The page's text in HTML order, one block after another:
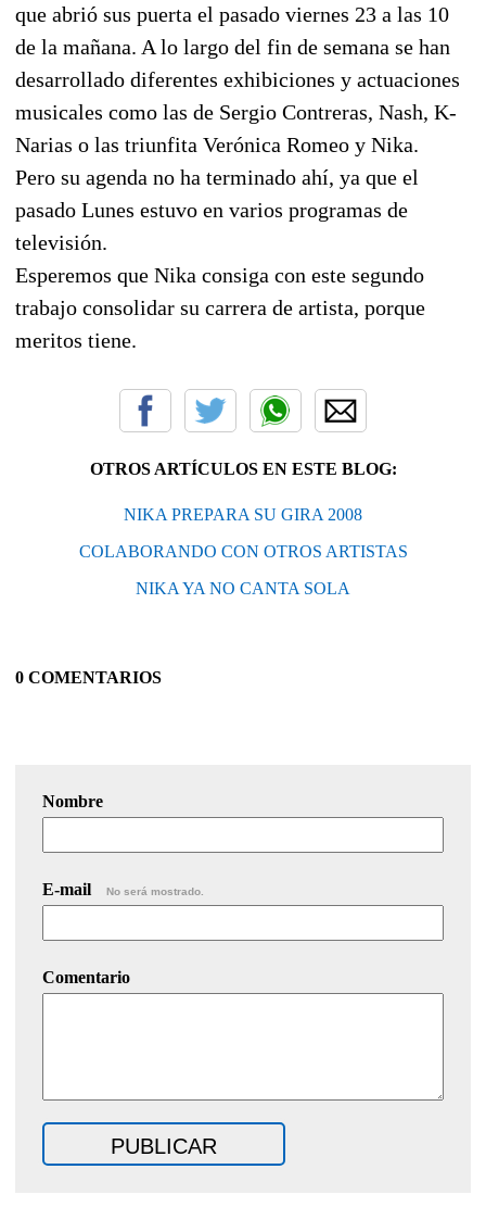
que abrió sus puerta el pasado viernes 23 a las 10
de la mañana. A lo largo del fin de semana se han
desarrollado diferentes exhibiciones y actuaciones
musicales como las de Sergio Contreras, Nash, K-
Narias o las triunfita Verónica Romeo y Nika.
Pero su agenda no ha terminado ahí, ya que el
pasado Lunes estuvo en varios programas de
televisión.
Esperemos que Nika consiga con este segundo
trabajo consolidar su carrera de artista, porque
meritos tiene.
OTROS ARTÍCULOS EN ESTE BLOG:
NIKA PREPARA SU GIRA 2008
COLABORANDO CON OTROS ARTISTAS
NIKA YA NO CANTA SOLA
0 COMENTARIOS
Nombre
E-mail No será mostrado.
Comentario